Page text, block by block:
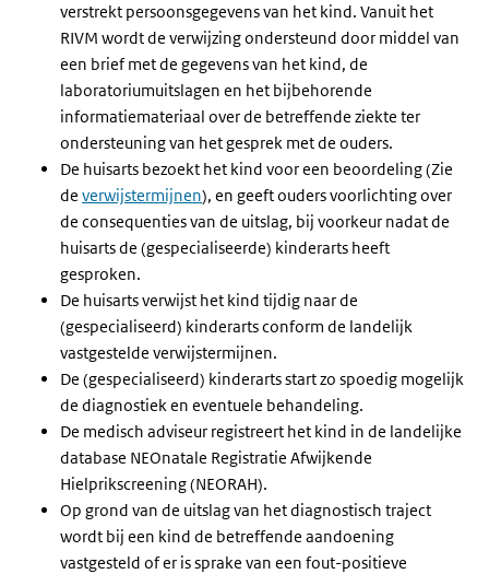
verstrekt persoonsgegevens van het kind. Vanuit het
RIVM wordt de verwijzing ondersteund door middel van
een brief met de gegevens van het kind, de
laboratoriumuitslagen en het bijbehorende
informatiemateriaal over de betreffende ziekte ter
ondersteuning van het gesprek met de ouders.
De huisarts bezoekt het kind voor een beoordeling (Zie
de verwijstermijnen), en geeft ouders voorlichting over
de consequenties van de uitslag, bij voorkeur nadat de
huisarts de (gespecialiseerde) kinderarts heeft
gesproken.
De huisarts verwijst het kind tijdig naar de
(gespecialiseerd) kinderarts conform de landelijk
vastgestelde verwijstermijnen.
De (gespecialiseerd) kinderarts start zo spoedig mogelijk
de diagnostiek en eventuele behandeling.
De medisch adviseur registreert het kind in de landelijke
database NEOnatale Registratie Afwijkende
Hielprikscreening (NEORAH).
Op grond van de uitslag van het diagnostisch traject
wordt bij een kind de betreffende aandoening
vastgesteld of er is sprake van een fout-positieve